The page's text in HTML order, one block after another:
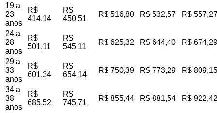
19 a
23
anos
R$
414,14
R$
450,51
R$ 516,80 R$ 532,57 R$ 557,27
24 a
28
anos
R$
501,11
R$
545,11
R$ 625,32 R$ 644,40 R$ 674,29
29 a
33
anos
R$
601,34
R$
654,14
R$ 750,39 R$ 773,29 R$ 809,15
34 a
38
anos
R$
685,52
R$
745,71
R$ 855,44 R$ 881,54 R$ 922,42